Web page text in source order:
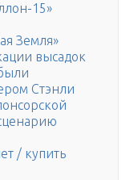
15»
Земля»
высадок
Стэнли
/ купить